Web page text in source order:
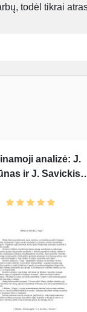
todėl tikrai
analizė: J.
ir J. Savickis
galas" ir J.